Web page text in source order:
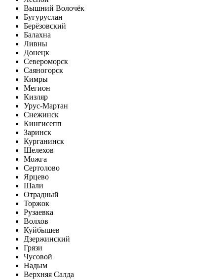
Вышний Волочёк
Бугуруслан
Берёзовский
Балахна
Ливны
Донецк
Североморск
Саяногорск
Кимры
Мегион
Кизляр
Урус-Мартан
Снежинск
Кингисепп
Заринск
Курганинск
Шелехов
Можга
Сертолово
Ярцево
Шали
Отрадный
Торжок
Рузаевка
Волхов
Куйбышев
Дзержинский
Грязи
Чусовой
Надым
Верхняя Салда